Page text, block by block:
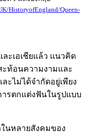
ะท้อนความงามและ
ไม่ได้จำกัดอยู่เพียง
รตกแต่งฟันในรูปแบบ
dental